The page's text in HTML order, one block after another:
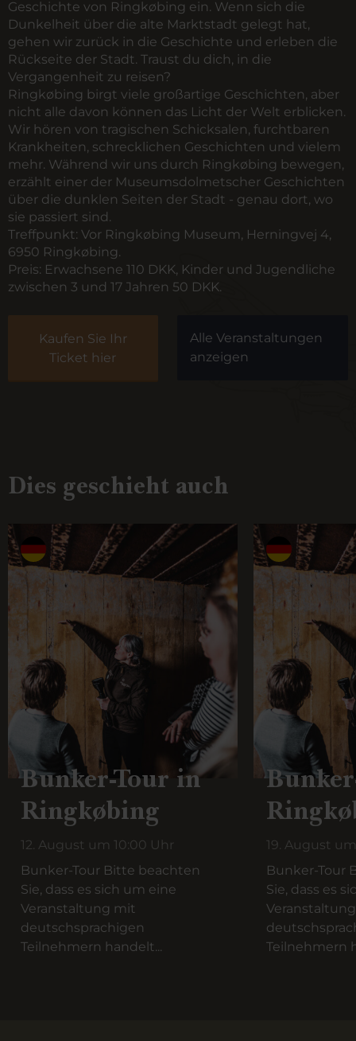
Geschichte von Ringkøbing ein. Wenn sich die
Dunkelheit über die alte Marktstadt gelegt hat,
gehen wir zurück in die Geschichte und erleben die
Rückseite der Stadt. Traust du dich, in die
Vergangenheit zu reisen?
Ringkøbing birgt viele großartige Geschichten, aber
nicht alle davon können das Licht der Welt erblicken.
Wir hören von tragischen Schicksalen, furchtbaren
Krankheiten, schrecklichen Geschichten und vielem
mehr. Während wir uns durch Ringkøbing bewegen,
erzählt einer der Museumsdolmetscher Geschichten
über die dunklen Seiten der Stadt - genau dort, wo
sie passiert sind.
Treffpunkt: Vor Ringkøbing Museum, Herningvej 4,
6950 Ringkøbing.
Preis: Erwachsene 110 DKK, Kinder und Jugendliche
zwischen 3 und 17 Jahren 50 DKK.
Kaufen Sie Ihr
Ticket hier
Alle Veranstaltungen
anzeigen
Dies geschieht auch
Bunker-Tour in
Ringkøbing
12. August um 10:00 Uhr
Bunker-Tour Bitte beachten
Sie, dass es sich um eine
Veranstaltung mit
deutschsprachigen
Teilnehmern handelt...
19. August
Bunker-Tour
Sie, dass es
Teilnehmern